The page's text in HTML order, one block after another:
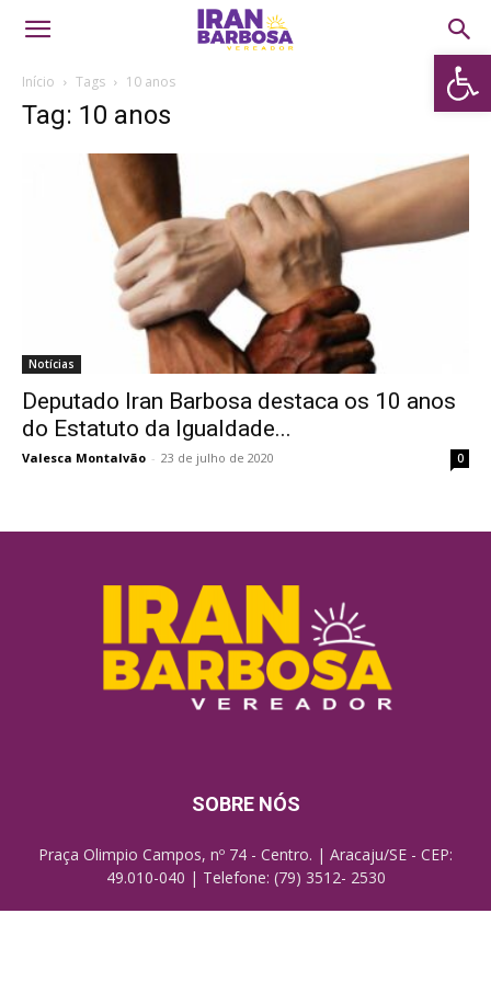
Abrir
Início Tags 10 anos
Tag: 10 anos
Notícias
Deputado Iran Barbosa destaca os 10 anos
do Estatuto da Igualdade...
Valesca Montalvão - 23 de julho de 2020 0
SOBRE NÓS
Praça Olimpio Campos, nº 74 - Centro. | Aracaju/SE - CEP:
49.010-040 | Telefone: (79) 3512- 2530